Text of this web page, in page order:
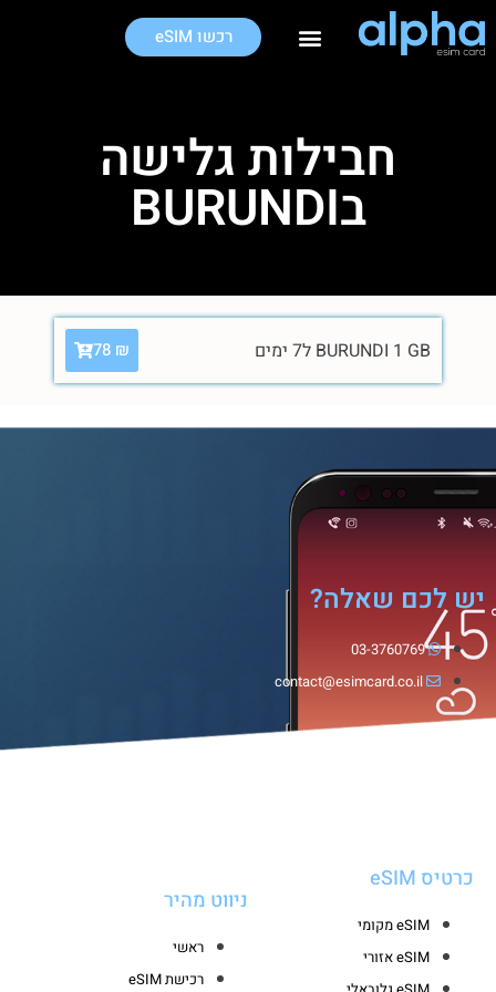
רכשו eSIM
חבילות גלישה
בBURUNDI
BURUNDI 1 GB ל7 ימים 78 ₪
יש לכם שאלה?
03-3760769
contact@esimcard.co.il
כרטיס eSIM
eSIM מקומי
eSIM אזורי
ניווט מהיר
ראשי
רכישת eSIM